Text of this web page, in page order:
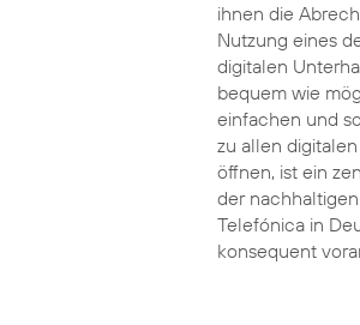
ihnen die
Nutzung eines
digitalen
bequem wie
einfachen und
zu allen
öffnen, ist ein
der
Telefónica in
konsequent